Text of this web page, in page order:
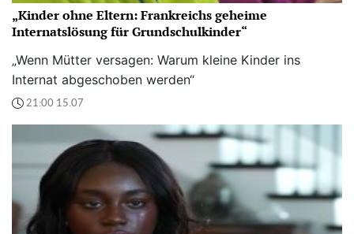
„Kinder ohne Eltern: Frankreichs geheime
Internatslösung für Grundschulkinder“
„Wenn Mütter versagen: Warum kleine Kinder ins
Internat abgeschoben werden“
21:00 15.07